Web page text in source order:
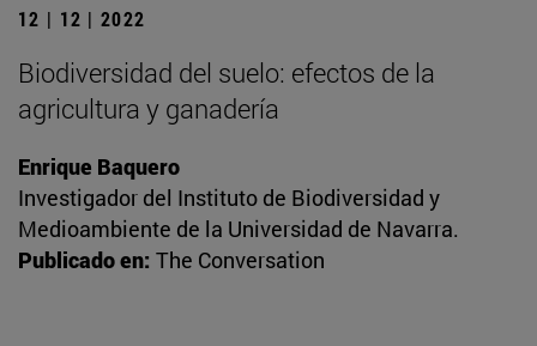
12 | 12 | 2022
Biodiversidad del suelo: efectos de la
agricultura y ganadería
Enrique Baquero
Investigador del Instituto de Biodiversidad y
Medioambiente de la Universidad de Navarra.
Publicado en: The Conversation